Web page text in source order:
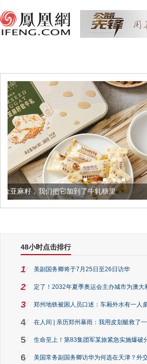
到了牛轧糖里 被列入佛家七宝
48小时点击排行
1 美副国务卿将于7月25日至26日访华
2 定了！2032年夏季奥运会主办城市为澳大
3 郑州地铁被困人员口述：车厢外水有一人
4 在人间 | 亲历郑州暴雨：我用皮划艇救了
5 生命至上！第83集团军某旅紧急实施爆破
6 美国常务副国务卿访华为何选在天津？外